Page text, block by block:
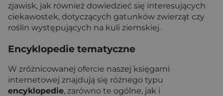
zjawisk, jak również dowiedzieć się interesujących
ciekawostek, dotyczących gatunków zwierząt czy
roślin występujących na kuli ziemskiej.
Encyklopedie tematyczne
W zróżnicowanej ofercie naszej księgarni
internetowej znajdują się różnego typu
encyklopedie, zarówno te ogólne, jak i